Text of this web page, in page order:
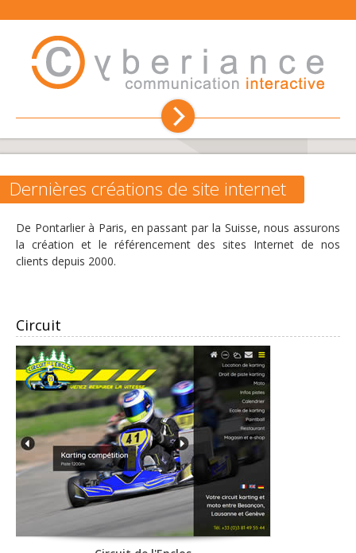
Création de site internet
Hébergement
Référencement
L'agence web
Contacter l'agence
Dernières créations de site internet
De Pontarlier à Paris, en passant par la Suisse, nous assurons
la création et le référencement des sites Internet de nos
clients depuis 2000.
Circuit
Circuit de karting entre Besançon, Lausanne et
Genève